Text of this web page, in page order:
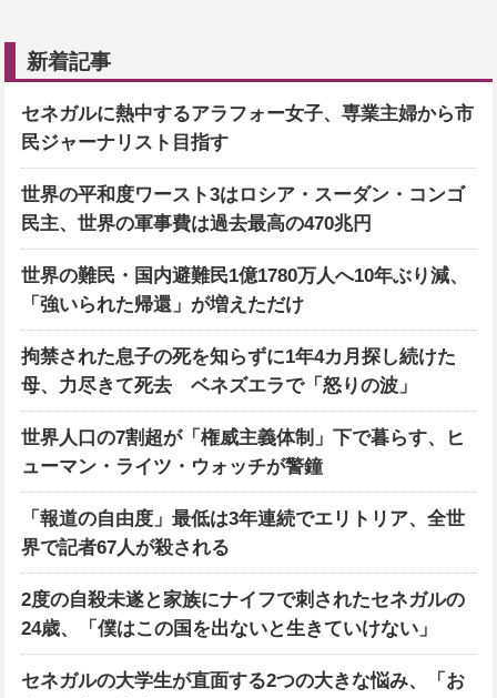
新着記事
セネガルに熱中するアラフォー女子、専業主婦から市
民ジャーナリスト目指す
世界の平和度ワースト3はロシア・スーダン・コンゴ
民主、世界の軍事費は過去最高の470兆円
世界の難民・国内避難民1億1780万人へ10年ぶり減、
「強いられた帰還」が増えただけ
拘禁された息子の死を知らずに1年4カ月探し続けた
母、力尽きて死去 ベネズエラで「怒りの波」
世界人口の7割超が「権威主義体制」下で暮らす、ヒ
ューマン・ライツ・ウォッチが警鐘
「報道の自由度」最低は3年連続でエリトリア、全世
界で記者67人が殺される
2度の自殺未遂と家族にナイフで刺されたセネガルの
24歳、「僕はこの国を出ないと生きていけない」
セネガルの大学生が直面する2つの大きな悩み、「お